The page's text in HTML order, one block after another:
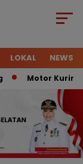
LOKAL NEWS
Motor Kurir Raib